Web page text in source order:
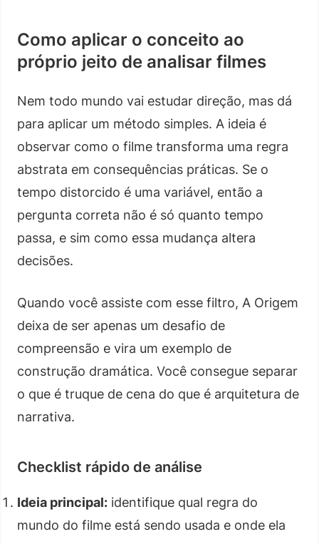
Como aplicar o conceito ao
próprio jeito de analisar filmes
Nem todo mundo vai estudar direção, mas dá
para aplicar um método simples. A ideia é
observar como o filme transforma uma regra
abstrata em consequências práticas. Se o
tempo distorcido é uma variável, então a
pergunta correta não é só quanto tempo
passa, e sim como essa mudança altera
decisões.
Quando você assiste com esse filtro, A Origem
deixa de ser apenas um desafio de
compreensão e vira um exemplo de
construção dramática. Você consegue separar
o que é truque de cena do que é arquitetura de
narrativa.
Checklist rápido de análise
Ideia principal: identifique qual regra do
mundo do filme está sendo usada e onde ela